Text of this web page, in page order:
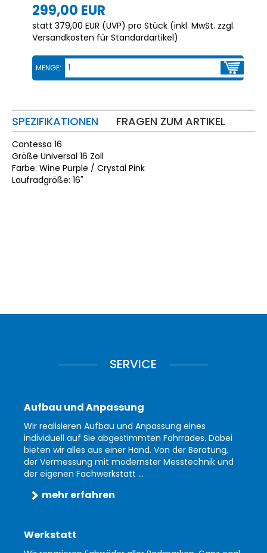
299,00 EUR
statt 379,00 EUR (UVP) pro Stück (inkl. MwSt. zzgl.
Versandkosten für Standardartikel)
MENGE:
SPEZIFIKATIONEN FRAGEN ZUM ARTIKEL
Contessa 16
Größe Universal 16 Zoll
Farbe: Wine Purple / Crystal Pink
Laufradgröße: 16"
SERVICE
Aufbau und Anpassung
Wir realisieren Aufbau und Anpassung eines
individuell auf Sie abgestimmten Fahrrades. Dabei
bieten wir alles aus einer Hand. Von der Beratung,
der Vermessung mit modernster Messtechnik und
der eigenen Fachwerkstatt ...
mehr erfahren
Werkstatt